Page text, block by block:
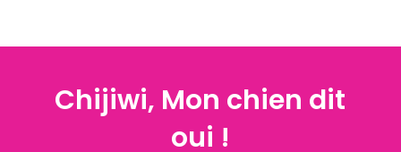
Chijiwi, Mon chien dit
oui !